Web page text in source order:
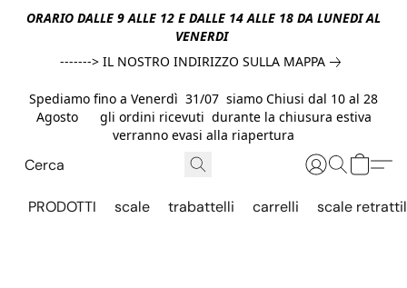
ORARIO DALLE 9 ALLE 12 E DALLE 14 ALLE 18 DA LUNEDI AL
VENERDI
-------> IL NOSTRO INDIRIZZO SULLA MAPPA
Spediamo fino a Venerdì 31/07 siamo Chiusi dal 10 al 28
Agosto gli ordini ricevuti durante la chiusura estiva
verranno evasi alla riapertura
PRODOTTI scale trabattelli carrelli scale